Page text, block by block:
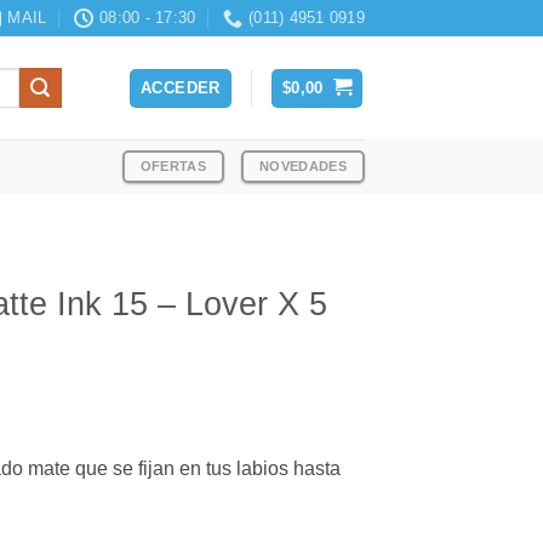
MAIL 08:00 - 17:30 (011) 4951 0919
ACCEDER $0,00
OFERTAS NOVEDADES
Ink 15 – Lover X 5
mate que se fijan en tus labios hasta